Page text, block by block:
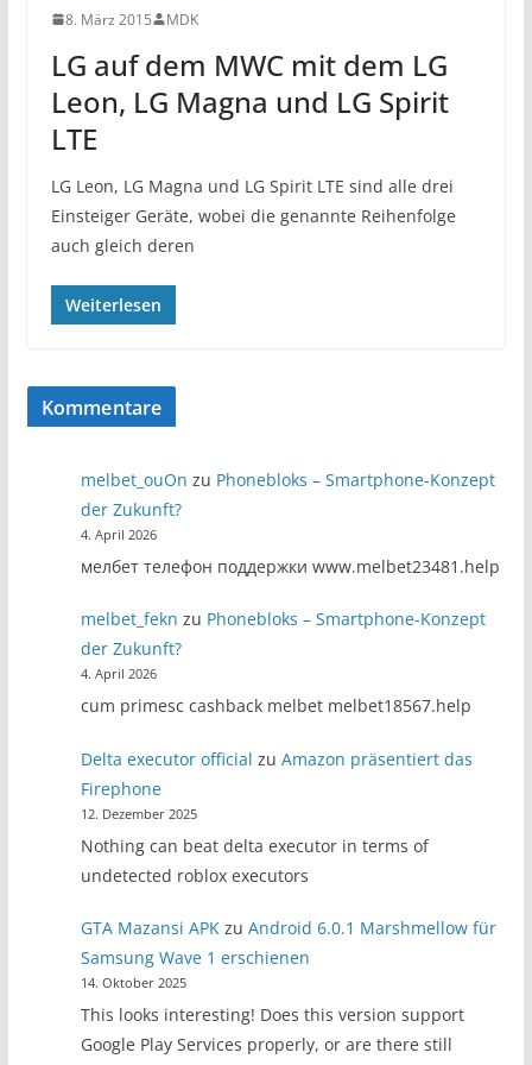
8. März 2015 MDK
LG auf dem MWC mit dem LG
Leon, LG Magna und LG Spirit
LTE
LG Leon, LG Magna und LG Spirit LTE sind alle drei
Einsteiger Geräte, wobei die genannte Reihenfolge
auch gleich deren
Weiterlesen
Kommentare
melbet_ouOn zu Phonebloks – Smartphone-Konzept
der Zukunft?
4. April 2026
мелбет телефон поддержки www.melbet23481.help
melbet_fekn zu Phonebloks – Smartphone-Konzept
der Zukunft?
4. April 2026
cum primesc cashback melbet melbet18567.help
Delta executor official zuAmazon präsentiert das
Firephone
12. Dezember 2025
Nothing can beat delta executor in terms of
undetected roblox executors
GTA Mazansi APK zuAndroid 6.0.1 Marshmellow für
Samsung Wave 1 erschienen
14. Oktober 2025
This looks interesting! Does this version support
Google Play Services properly, or are there still